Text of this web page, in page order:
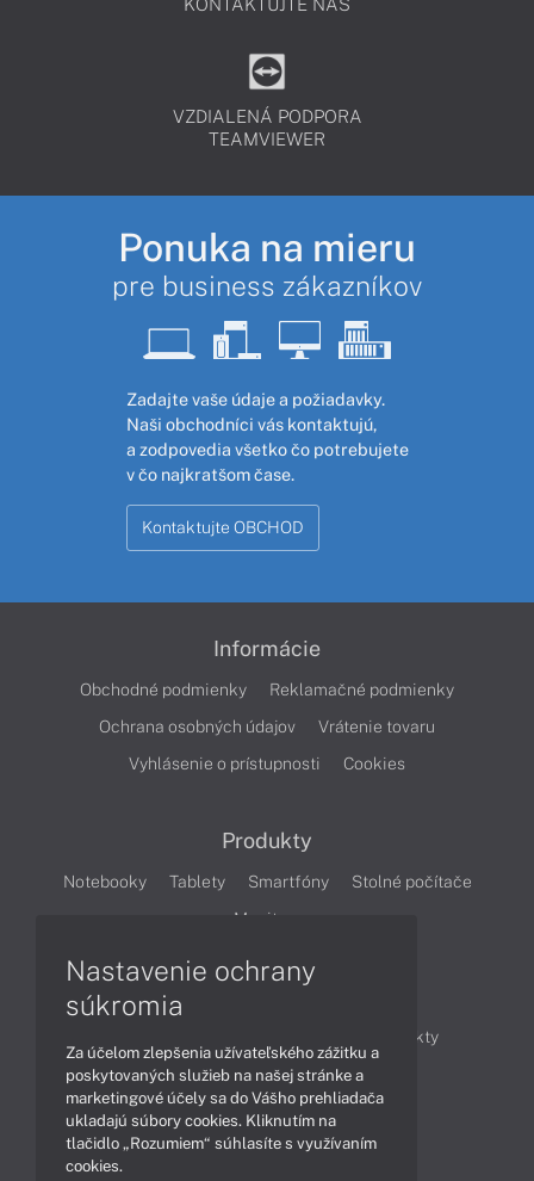
KONTAKTUJTE NÁS
VZDIALENÁ PODPORA
TEAMVIEWER
Ponuka na mieru
pre business zákazníkov
Zadajte vaše údaje a požiadavky.
Naši obchodníci vás kontaktujú,
a zodpovedia všetko čo potrebujete
v čo najkratšom čase.
Kontaktujte OBCHOD
Informácie
Obchodné podmienky
Reklamačné podmienky
Ochrana osobných údajov
Vrátenie tovaru
Vyhlásenie o prístupnosti
Cookies
Produkty
Notebooky Tablety Smartfóny
Stolné počítače
Monitory
Produkty
Technológie
Videá
Obsah
Nastavenie ochrany
súkromia
Za účelom zlepšenia užívateľského zážitku a
poskytovaných služieb na našej stránke a
marketingové účely sa do Vášho prehliadača
ukladajú súbory cookies. Kliknutím na
tlačidlo „Rozumiem“ súhlasíte s využívaním
cookies.